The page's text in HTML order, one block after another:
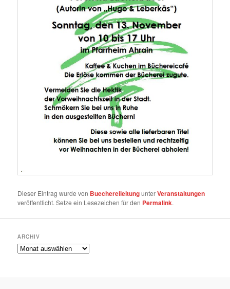
Dieser Eintrag wurde von BuechereileitungunterVeranstaltungen
veröffentlicht. Setze ein Lesezeichen für den Permalink.
ARCHIV
Archiv